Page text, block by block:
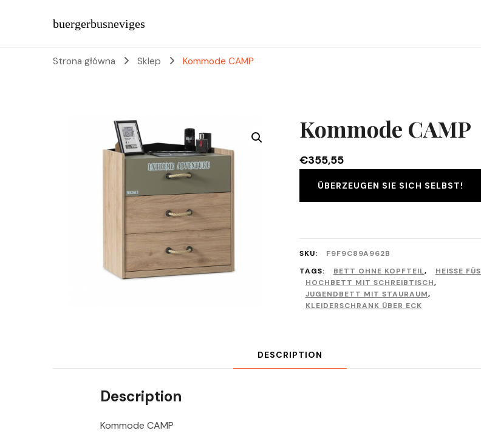
buergerbusneviges
Strona główna Sklep Kommode CAMP
Kommode CAMP
€355,55
ÜBERZEUGEN SIE SICH SELBST!
SKU:
F9F9C89A962B
TAGS:
BETT OHNE KOPFTEIL, HEISSE FÜSSE
HOCHBETT MIT SCHREIBTISCH,
JUGENDBETT MIT STAURAUM,
KLEIDERSCHRANK ÜBER ECK
DESCRIPTION
Description
Kommode CAMP